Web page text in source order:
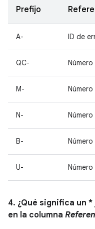
Prefijo
A- ID de
QC-
M-
N-
B-
U-
4. ¿Qué significa un
en la columna